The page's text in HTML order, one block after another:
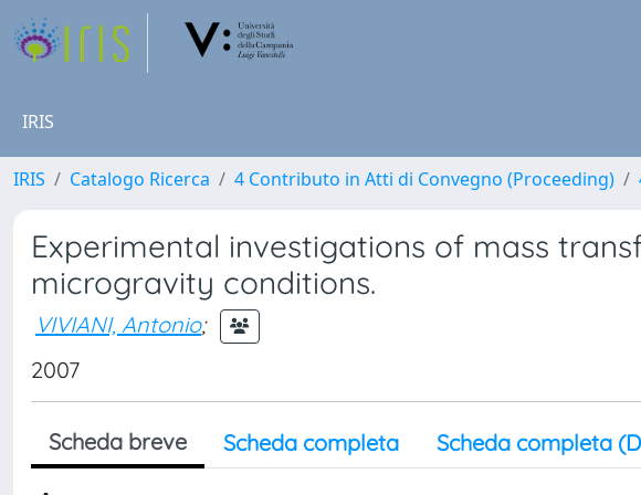
IRIS
IRIS Catalogo Ricerca 4 Contributo in Atti di Convegno (Proceeding)
Experimental investigations of mass
microgravity conditions.
VIVIANI, Antonio;
2007
Scheda breve Scheda completa Scheda completa